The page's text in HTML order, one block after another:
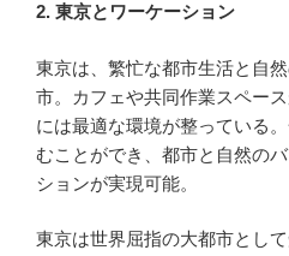
2. 東京とワーケーション
東京は、繁忙な都市生活と自
市。カフェや共同作業スペー
には最適な環境が整っている
むことができ、都市と自然の
ションが実現可能。
東京は世界屈指の大都市とし